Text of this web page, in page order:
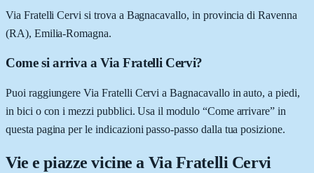
Via Fratelli Cervi si trova a Bagnacavallo, in provincia di Ravenna
(RA), Emilia-Romagna.
Come si arriva a Via Fratelli Cervi?
Puoi raggiungere Via Fratelli Cervi a Bagnacavallo in auto, a piedi,
in bici o con i mezzi pubblici. Usa il modulo “Come arrivare” in
questa pagina per le indicazioni passo-passo dalla tua posizione.
Vie e piazze vicine a Via Fratelli Cervi